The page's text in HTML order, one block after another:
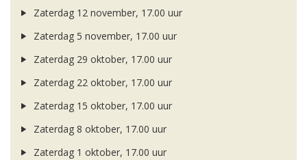
Zaterdag 12 november, 17.00 uur
Zaterdag 5 november, 17.00 uur
Zaterdag 29 oktober, 17.00 uur
Zaterdag 22 oktober, 17.00 uur
Zaterdag 15 oktober, 17.00 uur
Zaterdag 8 oktober, 17.00 uur
Zaterdag 1 oktober, 17.00 uur